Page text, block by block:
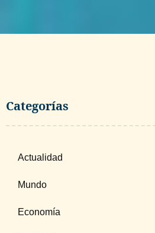
Categorías
Actualidad
Mundo
Economía